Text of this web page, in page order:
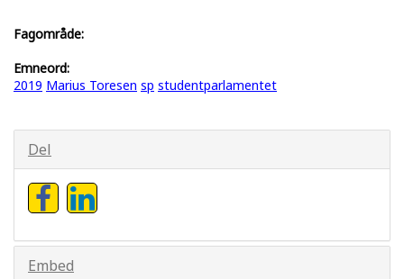
Fagområde:
Emneord:
2019 Marius Toresen sp studentparlamentet
Del
Embed